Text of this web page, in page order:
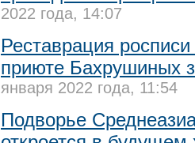
2022 года, 14:07
Реставрация
приюте Бахрушиных
января 2022 года, 11:54
Подворье